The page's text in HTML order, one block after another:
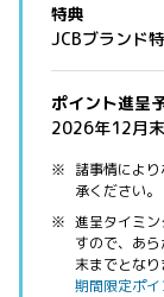
特典
JCBブランド
ポイント進呈
2026年12月
諸事情によ
承ください。
進呈タイミ
すので、あ
末までとなり
期間限定ポ